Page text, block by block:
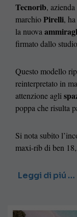
Tecnorib,
marchioPirelli,
la nuova
firmato dallo studio
Questo modello
reinterpretato in
attenzione agli
poppa che risulta
Si nota subito
maxi-rib di ben
Leggi di piú …